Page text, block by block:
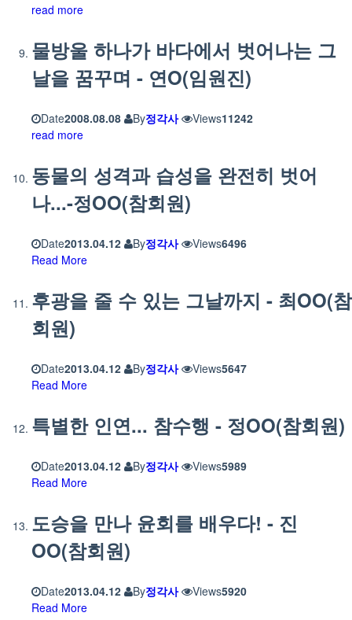
read more
물방울 하나가 바다에서 벗어나는 그
날을 꿈꾸며 - 연O(임원진)
Date2008.08.08 By정각사 Views11242
read more
동물의 성격과 습성을 완전히 벗어
나...-정OO(참회원)
Date2013.04.12 By정각사 Views6496
Read More
후광을 줄 수 있는 그날까지 - 최OO(참
회원)
Date2013.04.12 By정각사 Views5647
Read More
특별한 인연... 참수행 - 정OO(참회원)
Date2013.04.12 By정각사 Views5989
Read More
도승을 만나 윤회를 배우다! - 진
OO(참회원)
Date2013.04.12 By정각사 Views5920
Read More